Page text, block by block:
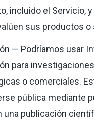
incluido el Servicio, y
sus productos o
— Podríamos usar
para
o comerciales.
pública mediante
una publicación